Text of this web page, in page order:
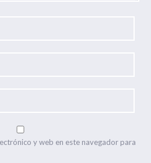
y web en este navegador para